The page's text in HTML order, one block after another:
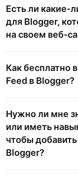
Есть ли какие-
для Blogger,
на своем веб-
Как бесплатно
Feed в Blogger?
Нужно ли мне
или иметь
чтобы
Blogger?